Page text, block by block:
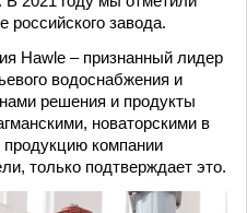
российского завода.
Hawle – признанный лидер
водоснабжения и
решения и продукты
новаторскими в
компании
только подтверждает это.